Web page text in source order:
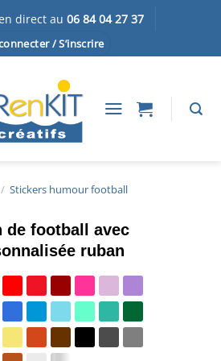
direct au 06 84 04 27 37
/ S’inscrire
/ Stickers humour football
de football avec
ruban